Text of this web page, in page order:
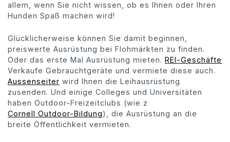
allem, wenn Sie nicht wissen, ob es Ihnen oder Ihren
Hunden Spaß machen wird!
Glücklicherweise können Sie damit beginnen,
preiswerte Ausrüstung bei Flohmärkten zu finden.
Oder das erste Mal Ausrüstung mieten. REI-Geschäfte
Verkaufe Gebrauchtgeräte und vermiete diese auch.
Aussenseiter wird Ihnen die Leihausrüstung
zusenden. Und einige Colleges und Universitäten
haben Outdoor-Freizeitclubs (wie z
Cornell Outdoor-Bildung), die Ausrüstung an die
breite Öffentlichkeit vermieten.